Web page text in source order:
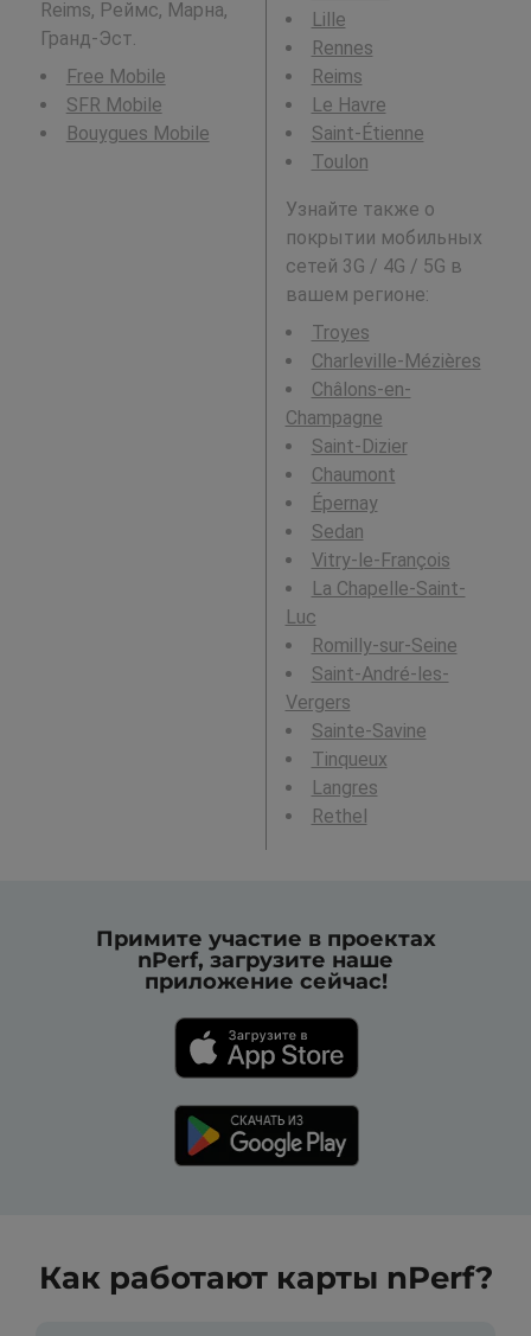
Reims, Реймс, Марна,
Гранд-Эст.
Free Mobile
SFR Mobile
Bouygues Mobile
Lille
Rennes
Reims
Le Havre
Saint-Étienne
Toulon
Узнайте также о
покрытии мобильных
сетей 3G / 4G / 5G в
вашем регионе:
Troyes
Charleville-Mézières
Châlons-en-
Champagne
Saint-Dizier
Chaumont
Épernay
Sedan
Vitry-le-François
La Chapelle-Saint-
Luc
Romilly-sur-Seine
Saint-André-les-
Vergers
Sainte-Savine
Tinqueux
Langres
Rethel
Примите участие в проектах
nPerf, загрузите наше
приложение сейчас!
Как работают карты nPerf?